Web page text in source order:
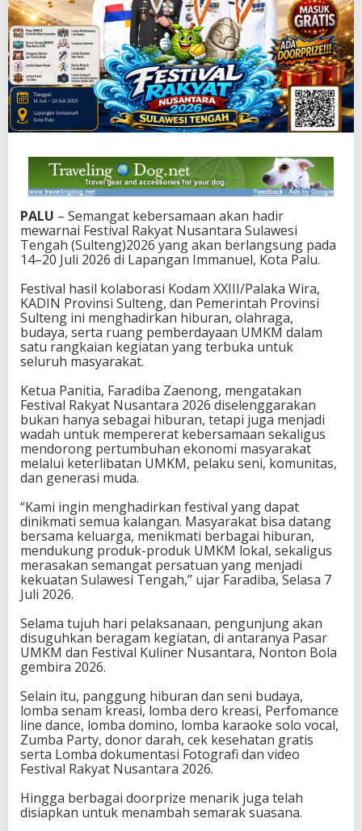
a
F
e
s
t
i
v
a
R
a
k
y
a
t
N
u
a
n
t
a
r
a
0
2
6
S
i
a
p
a
p
W
a
r
S
u
l
n
g
PALU – Semangat kebersamaan akan hadir
mewarnai Festival Rakyat Nusantara Sulawesi
Tengah (Sulteng)2026 yang akan berlangsung pada
14–20 Juli 2026 di Lapangan Immanuel, Kota Palu.
Festival hasil kolaborasi Kodam XXIII/Palaka Wira,
KADIN Provinsi Sulteng, dan Pemerintah Provinsi
Sulteng ini menghadirkan hiburan, olahraga,
budaya, serta ruang pemberdayaan UMKM dalam
satu rangkaian kegiatan yang terbuka untuk
seluruh masyarakat.
Ketua Panitia, Faradiba Zaenong, mengatakan
Festival Rakyat Nusantara 2026 diselenggarakan
bukan hanya sebagai hiburan, tetapi juga menjadi
wadah untuk mempererat kebersamaan sekaligus
mendorong pertumbuhan ekonomi masyarakat
melalui keterlibatan UMKM, pelaku seni, komunitas,
dan generasi muda.
“Kami ingin menghadirkan festival yang dapat
dinikmati semua kalangan. Masyarakat bisa datang
bersama keluarga, menikmati berbagai hiburan,
mendukung produk-produk UMKM lokal, sekaligus
merasakan semangat persatuan yang menjadi
kekuatan Sulawesi Tengah,” ujar Faradiba, Selasa 7
Juli 2026.
Selama tujuh hari pelaksanaan, pengunjung akan
disuguhkan beragam kegiatan, di antaranya Pasar
UMKM dan Festival Kuliner Nusantara, Nonton Bola
gembira 2026.
Selain itu, panggung hiburan dan seni budaya,
lomba senam kreasi, lomba dero kreasi, Perfomance
line dance, lomba domino, lomba karaoke solo vocal,
Zumba Party, donor darah, cek kesehatan gratis
serta Lomba dokumentasi Fotografi dan video
Festival Rakyat Nusantara 2026.
Hingga berbagai doorprize menarik juga telah
disiapkan untuk menambah semarak suasana.